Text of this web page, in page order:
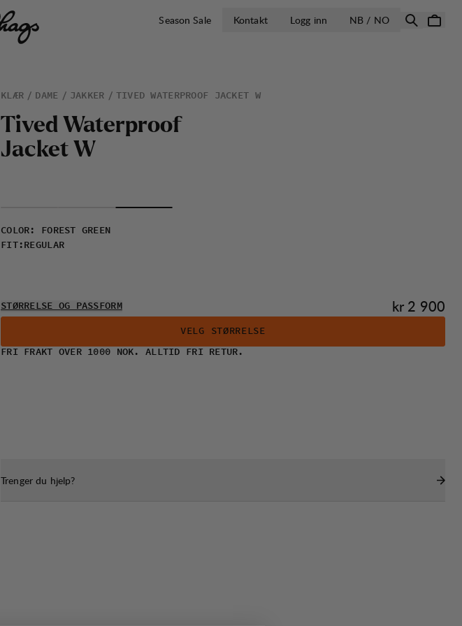
Season Sale Kontakt Logg inn NB / NOÅPNE VELG
KLÆR DAME JAKKER TIVED WATERPROOF JACKET W
Tived Waterproof
Jacket W
COLOR :
FOREST GREEN
FIT: REGULAR
STØRRELSE OG PASSFORM Pris:
kr 2 900
VELG STØRRELSE
FRI FRAKT OVER 1000 NOK. ALLTID FRI RETUR.
Trenger du hjelp?